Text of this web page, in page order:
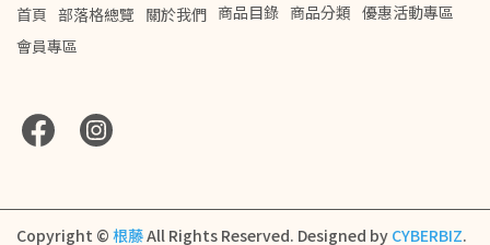
首頁 部落格總覽 關於我們 商品目錄 商品分類 優惠活動專區
會員專區
Copyright © 根藤All Rights Reserved. Designed by CYBERBIZ.